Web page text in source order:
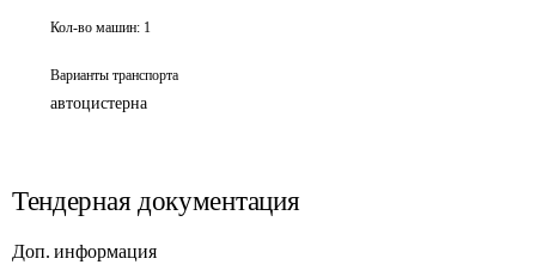
Кол-во машин: 1
Варианты транспорта
автоцистерна
Тендерная документация
Доп. информация